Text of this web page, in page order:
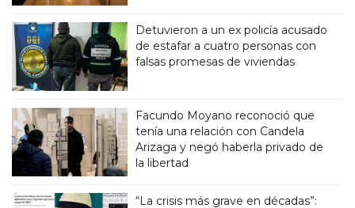
Detuvieron a un ex policía acusado
de estafar a cuatro personas con
falsas promesas de viviendas
Facundo Moyano reconoció que
tenía una relación con Candela
Arizaga y negó haberla privado de
la libertad
“La crisis más grave en décadas”: